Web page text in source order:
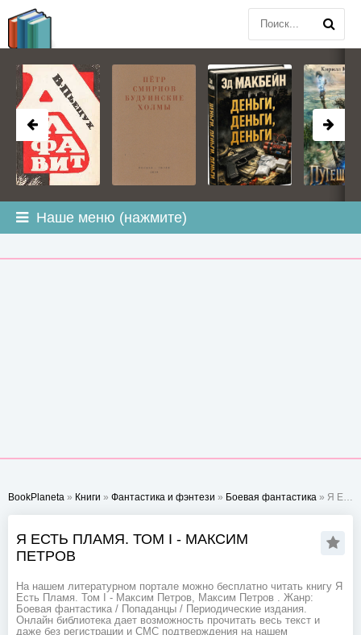
Наше меню (нажмите)
BookPlaneta » Книги » Фантастика и фэнтези » Боевая фантастика » Я Есть Пламя. Том I - Максим Петров
Я ЕСТЬ ПЛАМЯ. ТОМ I - МАКСИМ
ПЕТРОВ
На нашем литературном портале можно бесплатно читать книгу Я
Есть Пламя. Том I - Максим Петров, Максим Петров . Жанр:
Боевая фантастика / Попаданцы / Периодические издания.
Онлайн библиотека дает возможность прочитать весь текст и
даже без регистрации и СМС подтверждения на нашем
BOOKPLANETA.COM